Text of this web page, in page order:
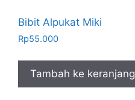
Bibit Alpukat Miki
Rp55.000
Tambah ke keranjang